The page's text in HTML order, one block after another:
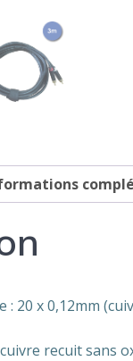
: 20 x 0,12mm
recuit sans